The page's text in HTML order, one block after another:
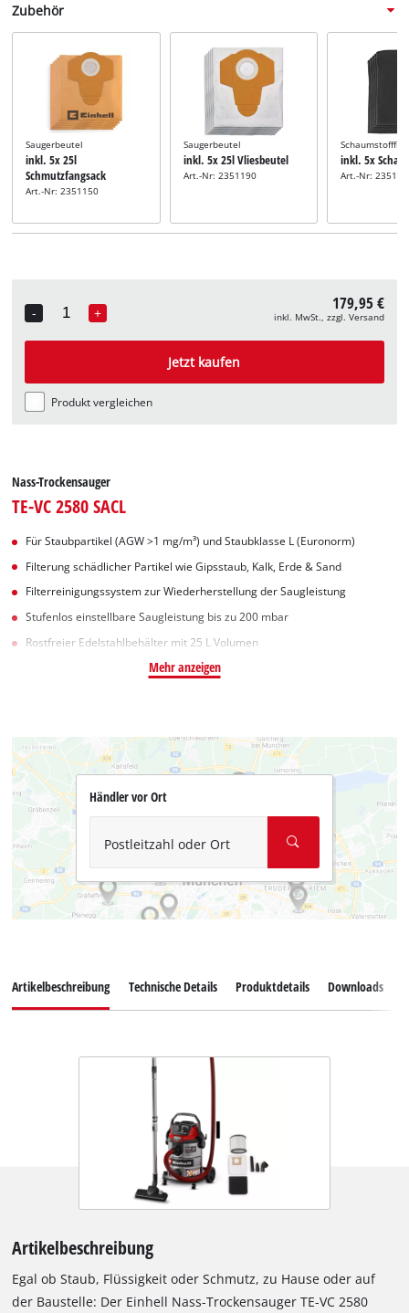
Zubehör
Saugerbeutel
inkl. 5x 25l
Schmutzfangsack
Art.-Nr: 2351150
Saugerbeutel
inkl. 5x 25l Vliesbeutel
Art.-Nr: 2351190
inkl. 5x
Art.-Nr:
-
Quantity
+ 179,95 €
inkl. MwSt., zzgl. Versand
Jetzt kaufen
Produkt vergleichen
Nass-Trockensauger
TE-VC 2580 SACL
Für Staubpartikel (AGW >1 mg/m³) und Staubklasse L (Euronorm)
Filterung schädlicher Partikel wie Gipsstaub, Kalk, Erde & Sand
Filterreinigungssystem zur Wiederherstellung der Saugleistung
Stufenlos einstellbare Saugleistung bis zu 200 mbar
Rostfreier Edelstahlbehälter mit 25 L Volumen
Mehr anzeigen
Händler vor Ort
Postleitzahl oder Ort
Artikelbeschreibung Technische Details Produktdetails Downloads
Artikelbeschreibung
Egal ob Staub, Flüssigkeit oder Schmutz, zu Hause oder auf
der Baustelle: Der Einhell Nass-Trockensauger TE-VC 2580